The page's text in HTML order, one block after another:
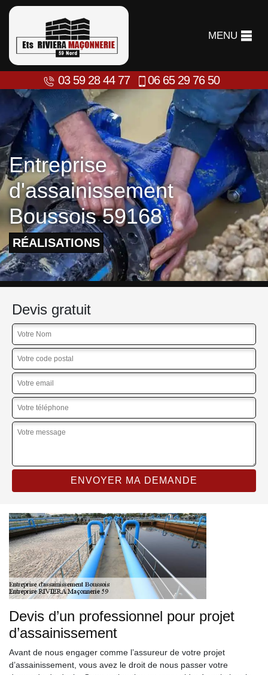
MENU
03 59 28 44 77 06 65 29 76 50
Entreprise
d'assainissement
Boussois 59168
RÉALISATIONS
Devis gratuit
Devis d’un professionnel pour projet
d’assainissement
Avant de nous engager comme l’assureur de votre projet
d’assainissement, vous avez le droit de nous passer votre